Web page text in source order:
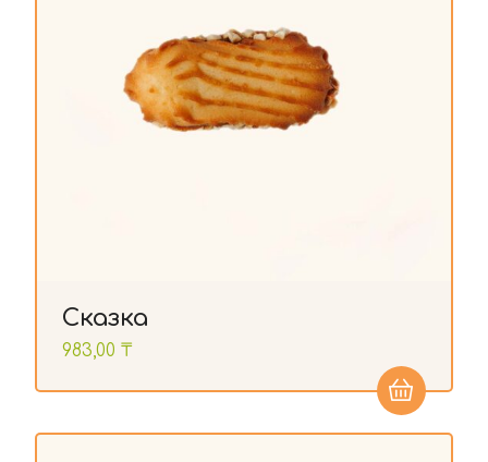
Сказка
983,00₸